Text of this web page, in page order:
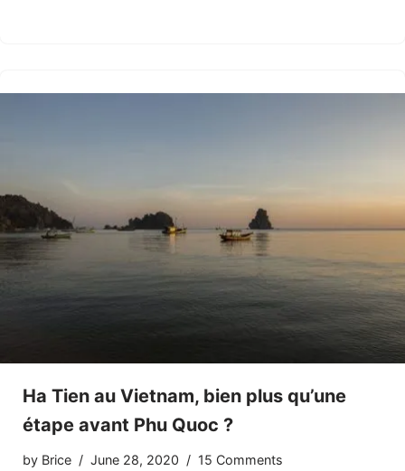
Ha Tien au Vietnam, bien plus qu’une
étape avant Phu Quoc ?
by Brice June 28, 2020 15 Comments